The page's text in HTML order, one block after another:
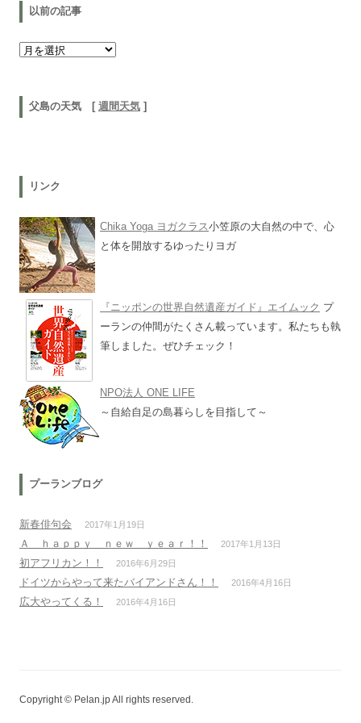
以前の記事
以前の記事
父島の天気 [ 週間天気 ]
リンク
Chika Yoga ヨガクラス小笠原の大自然の中で、心
と体を開放するゆったりヨガ
『ニッポンの世界自然遺産ガイド』エイムック プ
ーランの仲間がたくさん載っています。私たちも執
筆しました。ぜひチェック！
NPO法人 ONE LIFE
～自給自足の島暮らしを目指して～
プーランブログ
新春俳句会 2017年1月19日
Ａ ｈａｐｐｙ ｎｅｗ ｙｅａｒ！！ 2017年1月13日
初アフリカン！！ 2016年6月29日
ドイツからやって来たバイアンドさん！！ 2016年4月16日
広大やってくる！ 2016年4月16日
Copyright © Pelan.jp All rights reserved.